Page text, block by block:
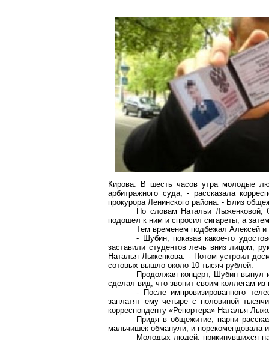
Кирова. В шесть часов утра молодые
арбитражного суда, - рассказала
прокурора Ленинского района. - Близ
По словам Натальи Лыженковой,
подошел к ним и спросил сигареты, а
Тем временем подбежал Алексей и
- Шубин, показав какое-то
заставили студентов лечь вниз лицом,
Наталья Лыженкова. - Потом устроил
сотовых вышло около 10 тысяч рублей.
Продолжая концерт, Шубин вынул
сделал вид, что звонит своим коллегам из
- После импровизированного
заплатят ему четыре с половиной
корреспонденту «Репортера» Наталья
Придя в общежитие, парни
мальчишек обманули, и порекомендовала
Молодых людей, прикинувшихся